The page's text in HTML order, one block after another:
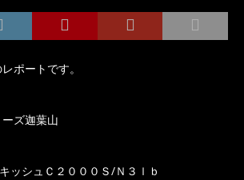
ポートです。
ズ迦葉山
ッシュＣ２０００Ｓ/Ｎ３ｌｂ